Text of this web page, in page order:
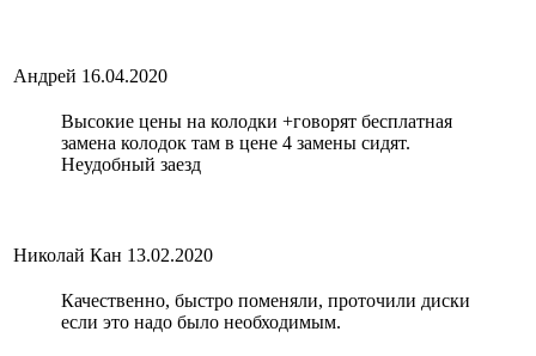
Андрей 16.04.2020
Высокие цены на колодки +говорят бесплатная
замена колодок там в цене 4 замены сидят.
Неудобный заезд
Николай Кан 13.02.2020
Качественно, быстро поменяли, проточили диски
если это надо было необходимым.